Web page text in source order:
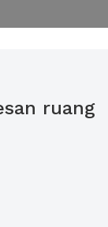
ruang